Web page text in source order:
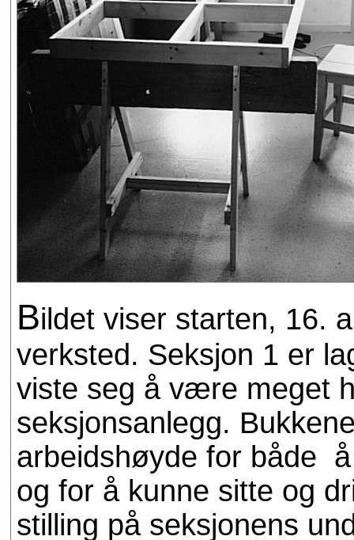
Bildet viser starten, 16.
verksted. Seksjon 1 er
viste seg å være meget
seksjonsanlegg.
arbeidshøyde for både
og for å kunne sitte og
stilling på seksjonens